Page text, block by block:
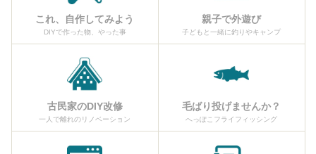
これ、自作してみよう
DIYで作った物、やった事
親子で外遊び
子どもと一緒に釣りやキャンプ
古民家のDIY改修
一人で離れのリノベーション
毛ばり投げませんか？
へっぽこフライフィッシング